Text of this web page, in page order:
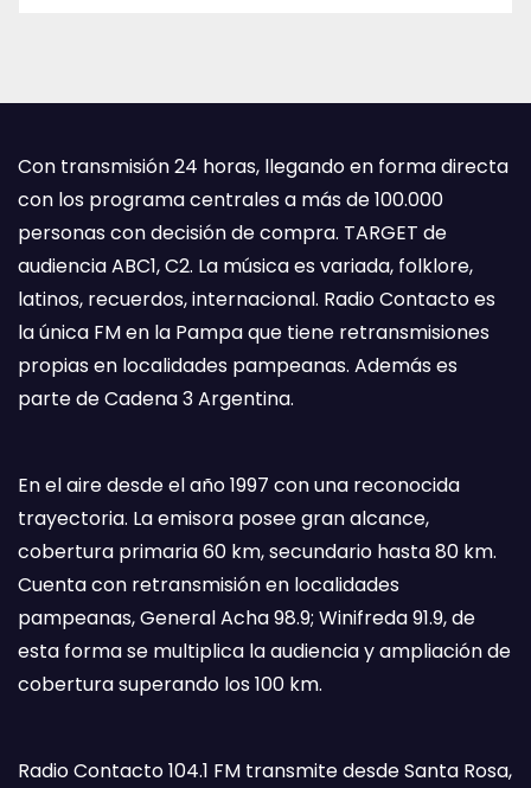
Con transmisión 24 horas, llegando en forma directa
con los programa centrales a más de 100.000
personas con decisión de compra. TARGET de
audiencia ABC1, C2. La música es variada, folklore,
latinos, recuerdos, internacional. Radio Contacto es
la única FM en la Pampa que tiene retransmisiones
propias en localidades pampeanas. Además es
parte de Cadena 3 Argentina.
En el aire desde el año 1997 con una reconocida
trayectoria. La emisora posee gran alcance,
cobertura primaria 60 km, secundario hasta 80 km.
Cuenta con retransmisión en localidades
pampeanas, General Acha 98.9; Winifreda 91.9, de
esta forma se multiplica la audiencia y ampliación de
cobertura superando los 100 km.
Radio Contacto 104.1 FM transmite desde Santa Rosa,